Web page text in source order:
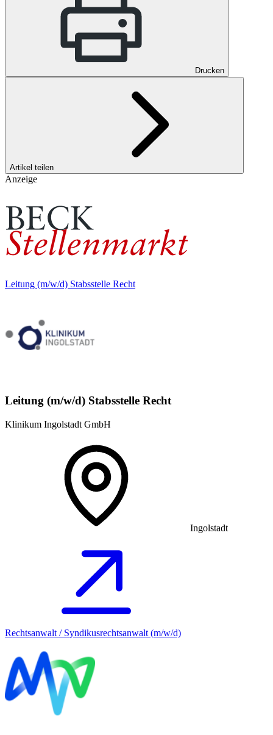
Drucken
Artikel teilen
Anzeige
Leitung (m/w/d) Stabsstelle Recht
Leitung (m/w/d) Stabsstelle Recht
Klinikum Ingolstadt GmbH
Ingolstadt
Rechtsanwalt / Syndikusrechtsanwalt (m/w/d)